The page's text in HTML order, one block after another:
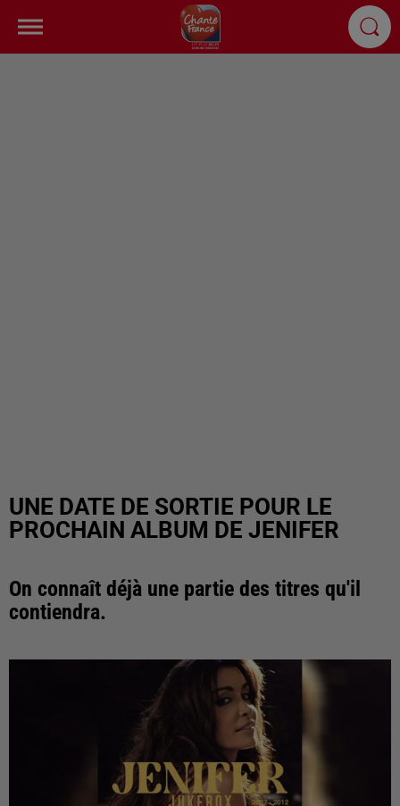
UNE DATE DE SORTIE POUR LE
PROCHAIN ALBUM DE JENIFER
On connaît déjà une partie des titres qu'il
contiendra.